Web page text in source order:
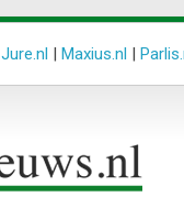
Jure.nl | Maxius.nl |